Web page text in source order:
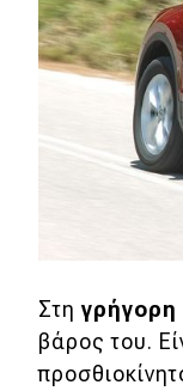
Στη γρήγορη
βάρος του.